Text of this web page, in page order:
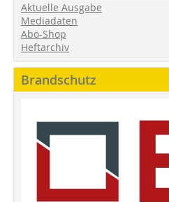
Aktuelle Ausgabe
Mediadaten
Abo-Shop
Heftarchiv
Brandschutz